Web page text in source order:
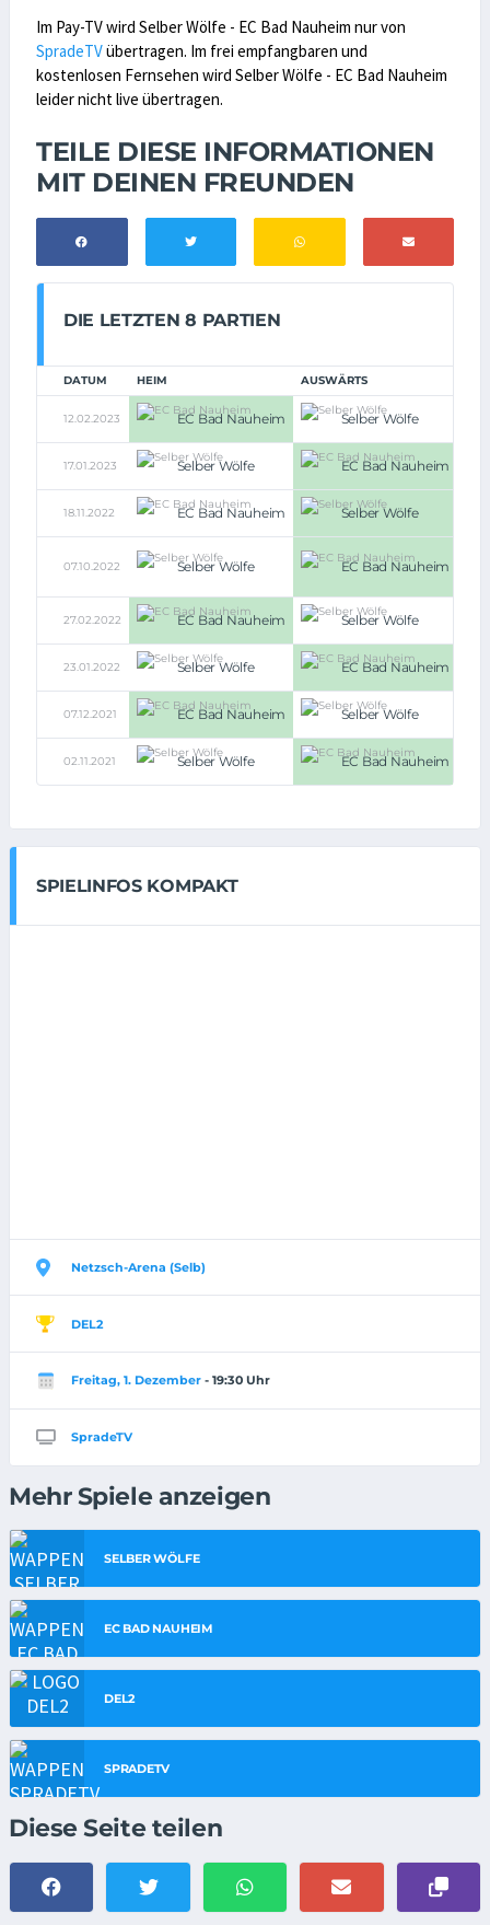
Im Pay-TV wird Selber Wölfe - EC Bad Nauheim nur von
SpradeTVübertragen. Im frei empfangbaren und
kostenlosen Fernsehen wird Selber Wölfe - EC Bad Nauheim
leider nicht live übertragen.
TEILE DIESE INFORMATIONEN
MIT DEINEN FREUNDEN
DIE LETZTEN 8 PARTIEN
DATUM HEIM AUSWÄRTS
12.02.2023 EC Bad Nauheim Selber Wölfe
17.01.2023 Selber Wölfe EC Bad Nauheim
18.11.2022 EC Bad Nauheim Selber Wölfe
07.10.2022 Selber Wölfe EC Bad Nauheim
27.02.2022 EC Bad Nauheim Selber Wölfe
23.01.2022 Selber Wölfe EC Bad Nauheim
07.12.2021 EC Bad Nauheim Selber Wölfe
02.11.2021 Selber Wölfe EC Bad Nauheim
SPIELINFOS KOMPAKT
Netzsch-Arena (Selb)
DEL2
Freitag, 1. Dezember - 19:30 Uhr
SpradeTV
Mehr Spiele anzeigen
SELBER WÖLFE
EC BAD NAUHEIM
DEL2
SPRADETV
Diese Seite teilen